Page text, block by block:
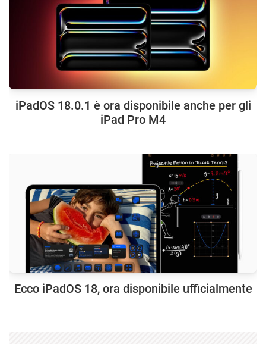
iPadOS 18.0.1 è ora disponibile anche per gli
iPad Pro M4
Ecco iPadOS 18, ora disponibile ufficialmente